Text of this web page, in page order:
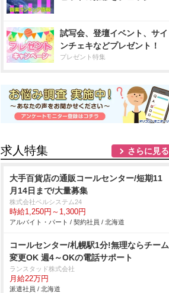
試写会、登壇イベント、サイ
ンチェキなどプレゼント！
プレゼント特集
求人特集 さらに見る
大手百貨店の通販コールセンター/短期11
月14日まで/大量募集
株式会社ベルシステム24
時給1,250円～1,300円
アルバイト・パート / 契約社員 / 北海道
コールセンター/札幌駅1分!無理ならチーム
変更OK 週4～OKの電話サポート
ランスタッド株式会社
月給22万円
派遣社員 / 北海道